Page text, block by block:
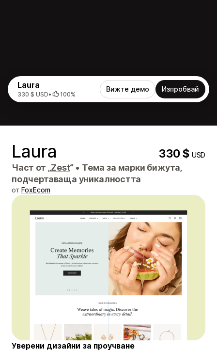
Laura
330 $ USD• 100%
Вижте демо Изпробвай
Laura 330 $USD
Част от „Zest“ • Тема за марки бижута,
подчертаваща уникалността
от FoxEcom
Уверени дизайни за проучване